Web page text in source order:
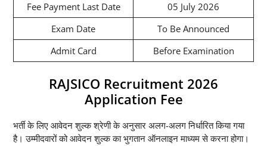
Fee Payment Last Date
05 July 2026
Exam Date
To Be Announced
Admit Card
Before Examination
RAJSICO Recruitment 2026
Application Fee
भर्ती के लिए आवेदन शुल्क श्रेणी के अनुसार अलग-अलग निर्धारित किया गया
है। उम्मीदवारों को आवेदन शुल्क का भुगतान ऑनलाइन माध्यम से करना होगा।